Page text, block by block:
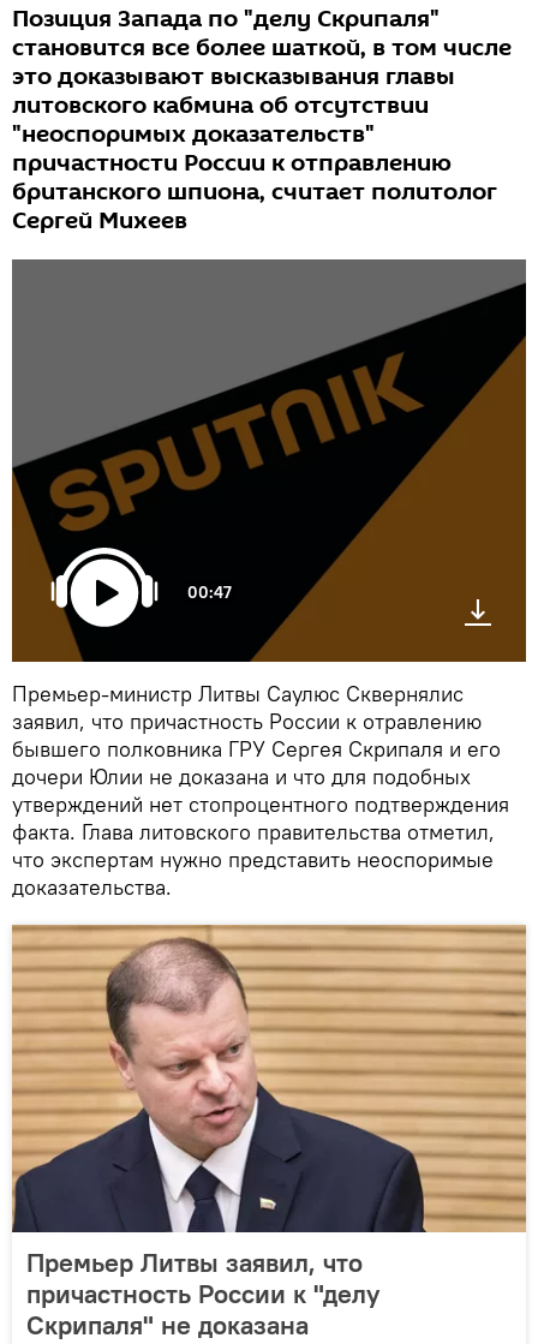
Позиция Запада по "делу Скрипаля"
становится все более шаткой, в том числе
это доказывают высказывания главы
литовского кабмина об отсутствии
"неоспоримых доказательств"
причастности России к отправлению
британского шпиона, считает политолог
Сергей Михеев
00:47
Премьер-министр Литвы Саулюс Сквернялис
заявил, что причастность России к отравлению
бывшего полковника ГРУ Сергея Скрипаля и его
дочери Юлии не доказана и что для подобных
утверждений нет стопроцентного подтверждения
факта. Глава литовского правительства отметил,
что экспертам нужно представить неоспоримые
доказательства.
Премьер Литвы заявил, что
причастность России к "делу
Скрипаля" не доказана